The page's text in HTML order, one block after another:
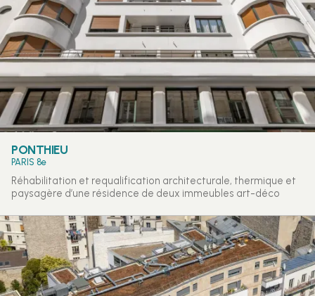
PONTHIEU
PARIS 8e
Réhabilitation et requalification architecturale, thermique et
paysagère d’une résidence de deux immeubles art-déco